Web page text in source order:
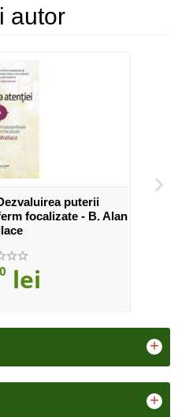
autor
puterii
focalizate - B. Alan
lei
›
+
+